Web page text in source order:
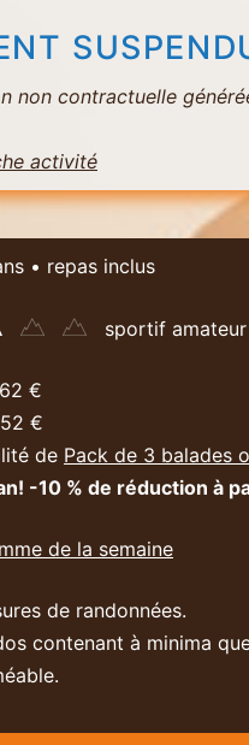
non contractuelle
activité
• repas inclus
sportif amateur
€
€
de Pack de 3 balades
-10 % de réduction à
de la semaine
de randonnées.
contenant à minima